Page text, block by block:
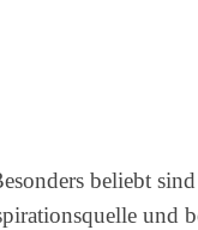
beliebt sind
und